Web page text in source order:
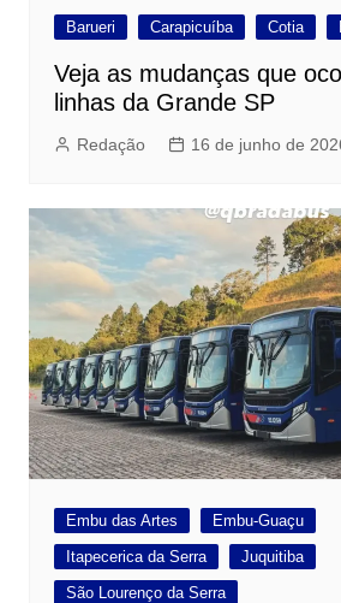
Barueri Carapicuíba Cotia
Veja as mudanças que
linhas da Grande SP
Redação 16 de junho de
Embu das Artes
Embu-Guaçu
Itapecerica da Serra
Juquitiba
São Lourenço da Serra